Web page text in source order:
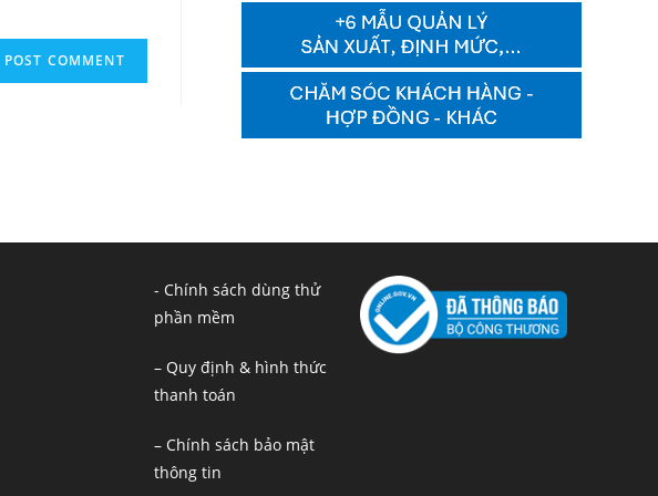
- Chính sách dùng thử
phần mềm
– Quy định & hình thức
thanh toán
– Chính sách bảo mật
thông tin